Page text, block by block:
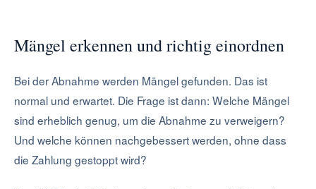
Mängel erkennen und richtig einordnen
Bei der Abnahme werden Mängel gefunden. Das ist
normal und erwartet. Die Frage ist dann: Welche Mängel
sind erheblich genug, um die Abnahme zu verweigern?
Und welche können nachgebessert werden, ohne dass
die Zahlung gestoppt wird?